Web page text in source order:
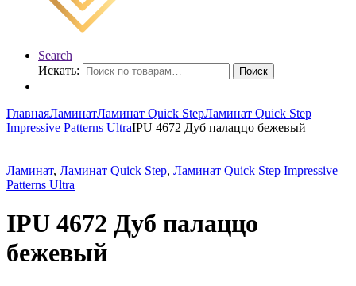
Search
Искать:
Поиск
ГлавнаяЛаминатЛаминат Quick StepЛаминат Quick Step
Impressive Patterns UltraIPU 4672 Дуб палаццо бежевый
Ламинат, Ламинат Quick Step, Ламинат Quick Step Impressive
Patterns Ultra
IPU 4672 Дуб палаццо
бежевый